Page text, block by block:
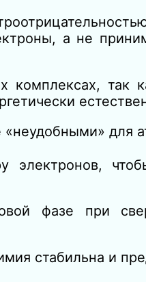
а не
так
«неудобными» для
электронов,
фазе при
стабильна и